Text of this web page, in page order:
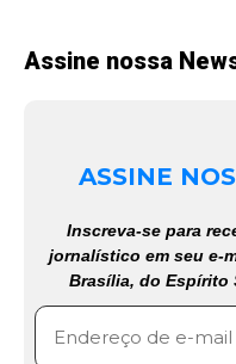
Assine nossa
ASSINE
Inscreva-se para
jornalístico em seu e-
Brasília, do Espírito